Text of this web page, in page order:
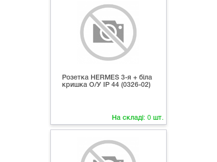
Розетка HERMES 3-я + біла
кришка О/У ІР 44 (0326-02)
На складі: 0 шт.